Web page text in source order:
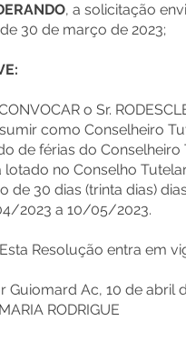
, a solicitação
30 de março de 2023;
o Sr.
como Conselheiro
de férias do Conselheiro
lotado no Conselho
de 30 dias (trinta dias)
2023 a 10/05/2023.
Esta Resolução entra em
Guiomard Ac, 10 de abril
RODRIGUE